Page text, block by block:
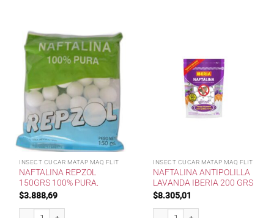
INSECT CUCAR MATAP MAQ FLIT
NAFTALINA REPZOL
150GRS 100% PURA.
$3.888,69
Naftalina Repzol 150grs 100% Pura. cantidad
INSECT CUCAR MATAP MAQ FLIT
NAFTALINA ANTIPOLILLA
LAVANDA IBERIA 200 GRS
$8.305,01
Naftalina Antipolilla Lavanda Iberia